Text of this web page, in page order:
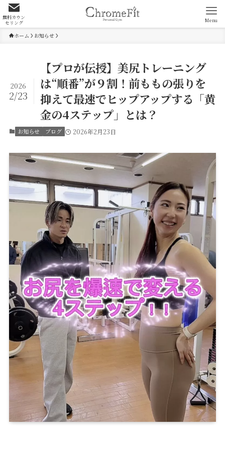
無料カウン
セリング Menu
ホーム お知らせ
【プロが伝授】美尻トレーニング
は“順番”が９割！前ももの張りを
抑えて最速でヒップアップする「黄
金の4ステップ」とは？
2026
2/23
お知らせ ブログ 2026年2月23日